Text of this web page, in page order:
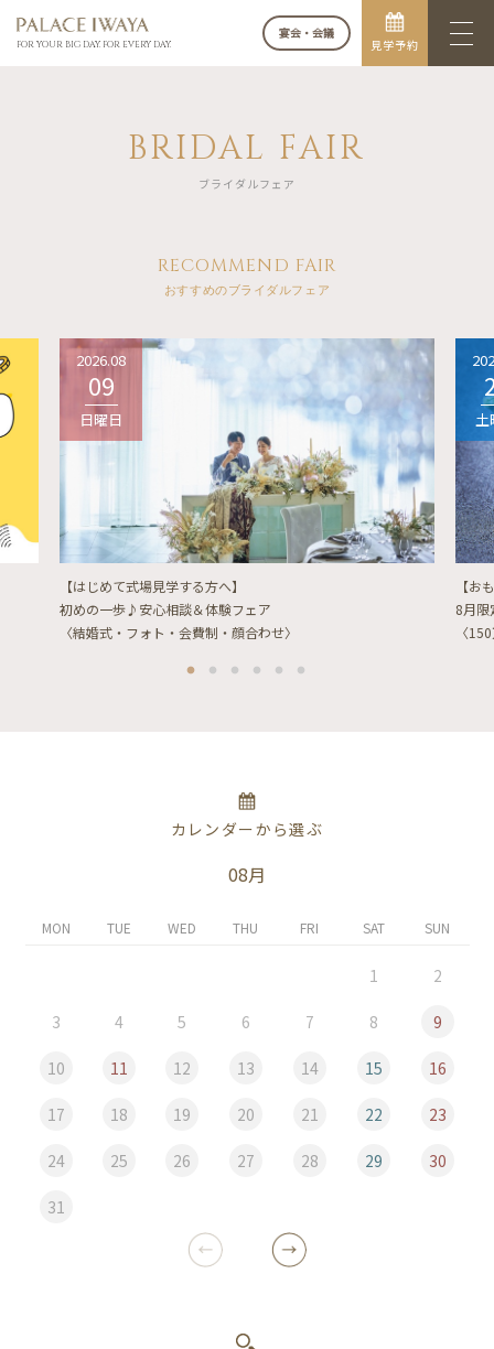
FOR YOUR BIG DAY. FOR EVERY DAY.
宴会・会議
見学予約
BRIDAL FAIR
ブライダルフェア
RECOMMEND FAIR
おすすめのブライダルフェア
2026.08
09
日曜日
【はじめて式場見学する方へ】
初めの一歩♪安心相談＆体験フェア
〈結婚式・フォト・会費制・顔合わせ〉
土
【お
8月限
〈
カレンダーから選ぶ
08月
MON TUE WED THU FRI SAT SUN
1 2
3 4 5 6 7 8 9
10 11 12 13 14 15 16
17 18 19 20 21 22 23
24 25 26 27 28 29 30
31